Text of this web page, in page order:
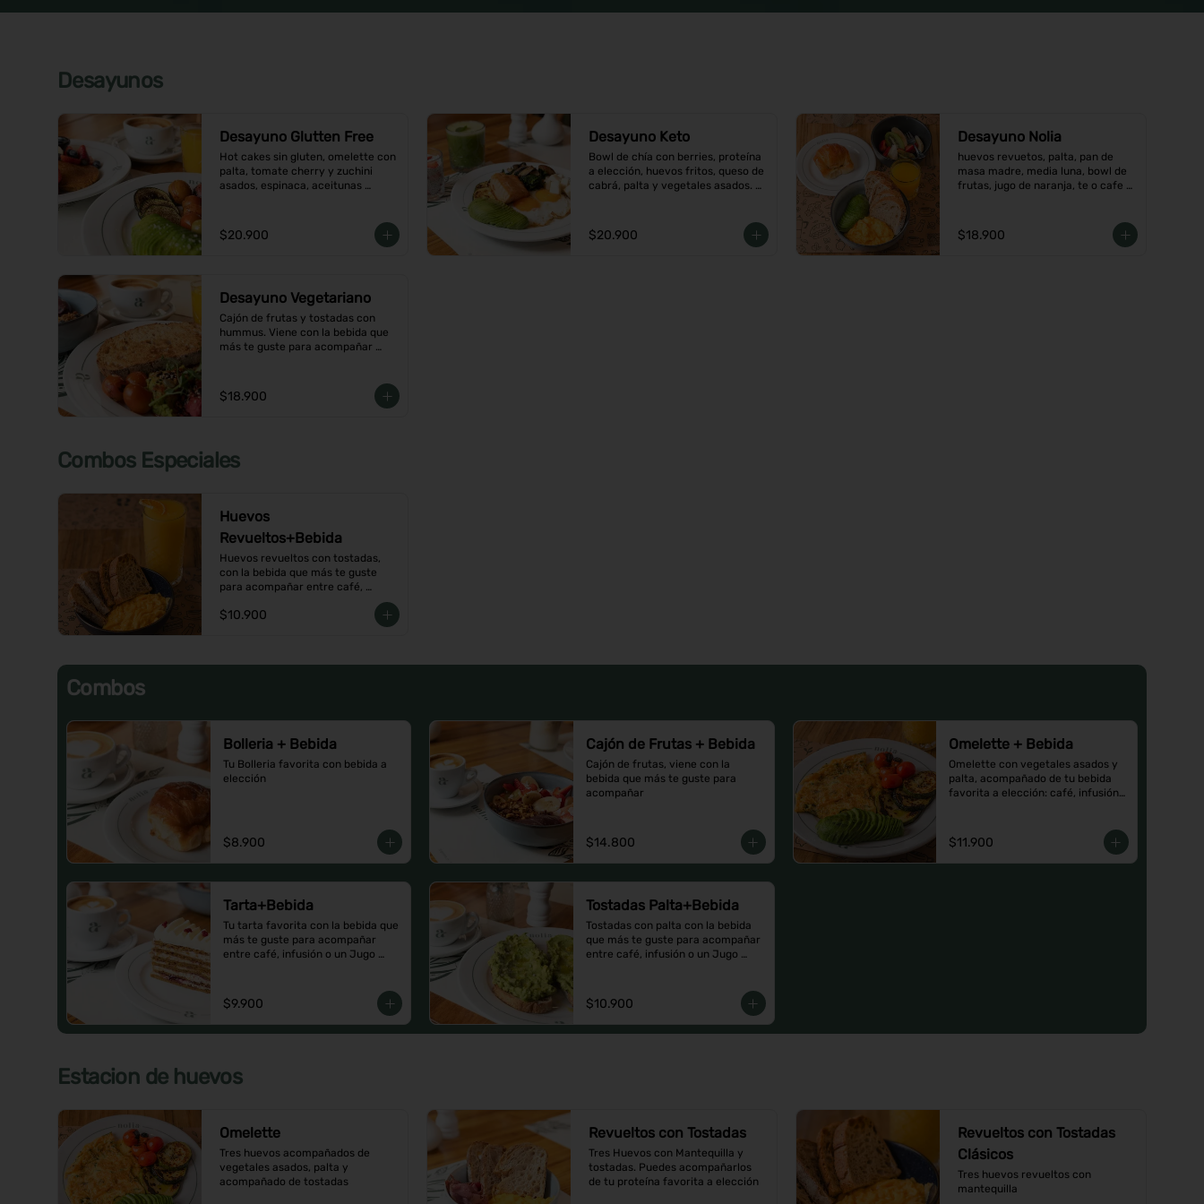
Desayunos
Desayuno Glutten Free
Hot cakes sin gluten, omelette con
palta, tomate cherry y zuchini
asados, espinaca, aceitunas
$20.900
Desayuno Keto
Bowl de chía con berries, proteína
a elección, huevos fritos, queso de
cabrá, palta y vegetales asados.
$20.900
Desayuno Nolia
huevos revuetos, palta, pan de
masa madre, media luna, bowl de
frutas, jugo de naranja, te o cafe a
$18.900
Desayuno Vegetariano
Cajón de frutas y tostadas con
hummus. Viene con la bebida que
más te guste para acompañar
$18.900
Combos Especiales
Huevos
Revueltos+Bebida
Huevos revueltos con tostadas,
con la bebida que más te guste
para acompañar entre café,
$10.900
Combos
Bolleria + Bebida
Tu Bolleria favorita con bebida a
elección
$8.900
Cajón de Frutas + Bebida
Cajón de frutas, viene con la
bebida que más te guste para
acompañar
$14.800
Omelette + Bebida
Omelette con vegetales asados y
palta, acompañado de tu bebida
favorita a elección: café, infusión
$11.900
Tarta+Bebida
Tu tarta favorita con la bebida que
más te guste para acompañar
entre café, infusión o un Jugo
$9.900
Tostadas Palta+Bebida
Tostadas con palta con la bebida
que más te guste para acompañar
entre café, infusión o un Jugo
$10.900
Estacion de huevos
Omelette
Tres huevos acompañados de
vegetales asados, palta y
acompañado de tostadas
Revueltos con Tostadas
Tres Huevos con Mantequilla y
tostadas. Puedes acompañarlos
de tu proteína favorita a elección
Revueltos con Tostadas
Clásicos
Tres huevos revueltos con
mantequilla